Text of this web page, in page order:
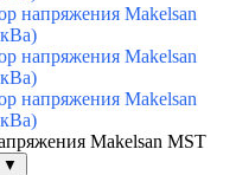
напряжения Makelsan
напряжения Makelsan
напряжения Makelsan
Makelsan MST
▼